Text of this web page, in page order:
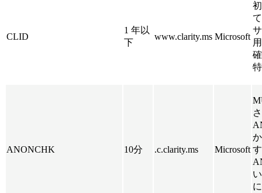
CLID
1 年以
下
www.clarity.ms Microsoft
ANONCHK 10分 .c.clarity.ms Microsoft